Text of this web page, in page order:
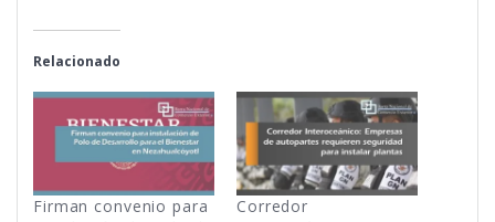
Relacionado
Firman convenio para
Corredor